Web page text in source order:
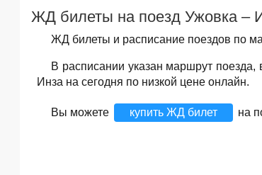
ЖД билеты на поезд Ужовка –
ЖД билеты и расписание поездов по
В расписании указан маршрут поезда,
Инза на сегодня по низкой цене онлайн.
Вы можете купить ЖД билет на